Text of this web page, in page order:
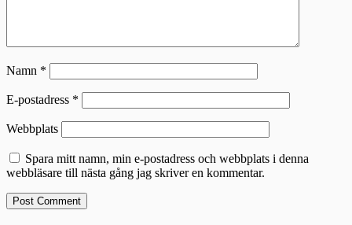
Namn *
E-postadress *
Webbplats
Spara mitt namn, min e-postadress och webbplats i denna
webbläsare till nästa gång jag skriver en kommentar.